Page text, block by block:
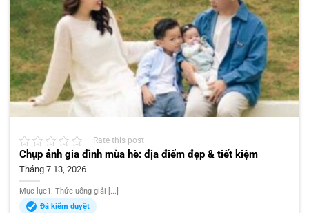
Rate this post
Chụp ảnh gia đình mùa hè: địa điểm đẹp & tiết kiệm
Tháng 7 13, 2026
Mục lục1. Thức uống giải [...]
Đã kiểm duyệt